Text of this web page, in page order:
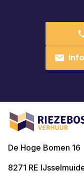
De Hoge Bomen 16
8271 RE